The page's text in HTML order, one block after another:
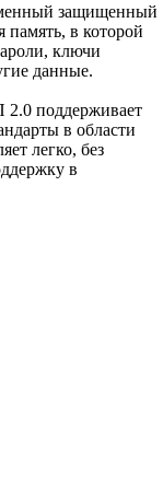
защищенный
память, в которой
ключи
данные.
поддерживает
в области
легко, без
в